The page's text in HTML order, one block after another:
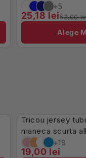
+5
25,18 lei53,00
Alege
Tricou jersey
maneca scurta
+18
19,00 lei